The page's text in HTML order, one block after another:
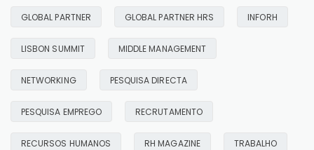
GLOBAL PARTNER GLOBAL PARTNER HRS INFORH
LISBON SUMMIT MIDDLE MANAGEMENT
NETWORKING PESQUISA DIRECTA
PESQUISA EMPREGO RECRUTAMENTO
RECURSOS HUMANOS RH MAGAZINE TRABALHO